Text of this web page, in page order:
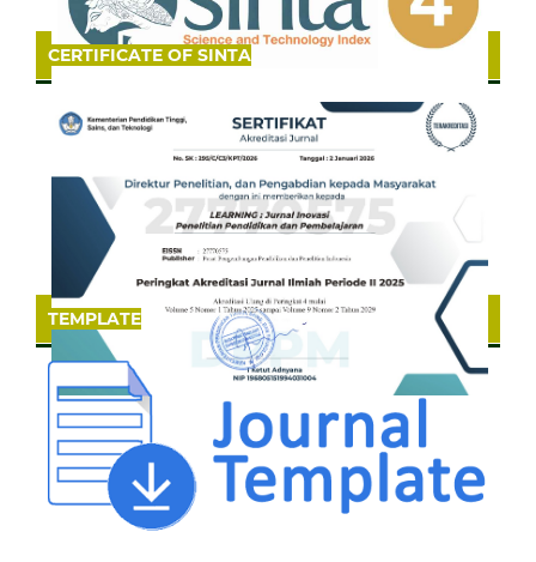
CERTIFICATE OF SINTA
TEMPLATE